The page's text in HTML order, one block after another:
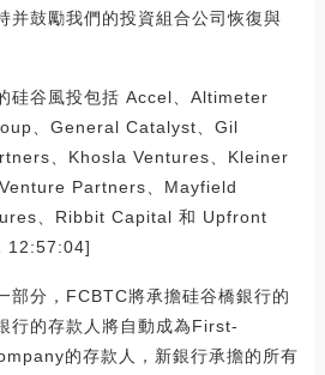
并鼓勵我們的投資組合公司恢復與
硅谷風投包括 Accel、Altimeter
、General Catalyst、Gil
、Khosla Ventures、Kleiner
Partners、Mayfield
、Ribbit Capital 和 Upfront
12:57:04]
部分，FCBTC將承擔硅谷橋銀行的
行的存款人將自動成為First-
的存款人，新銀行承擔的所有